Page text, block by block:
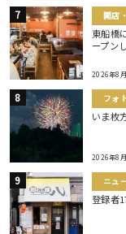
開店
東船橋
ープン
2026年8
フォ
いま枚
2026年8
ニュ
登録者